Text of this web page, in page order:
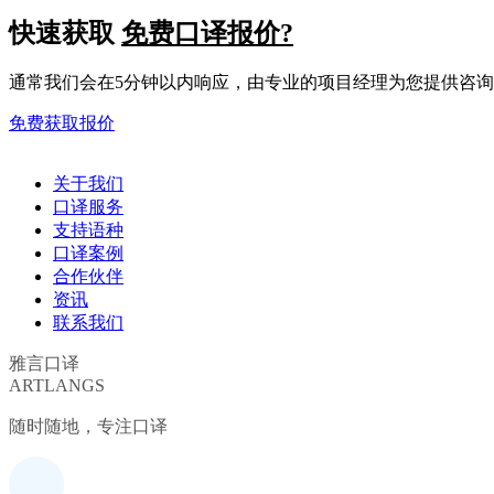
快速获取 免费口译报价?
通常我们会在5分钟以内响应，由专业的项目经理为您提供咨
免费获取报价
关于我们
口译服务
支持语种
口译案例
合作伙伴
资讯
联系我们
雅言口译
ARTLANGS
随时随地，专注口译